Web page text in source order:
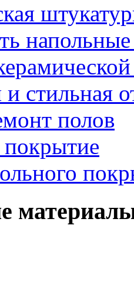
стильная
полов
покрытие